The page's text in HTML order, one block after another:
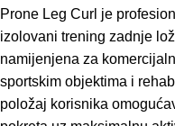
Prone Leg Curl je
izolovani trening zadnje
namijenjena za
sportskim objektima i
položaj korisnika